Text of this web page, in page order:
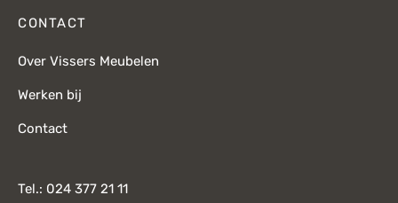
CONTACT
Over Vissers Meubelen
Werken bij
Contact
Tel.: 024 377 21 11